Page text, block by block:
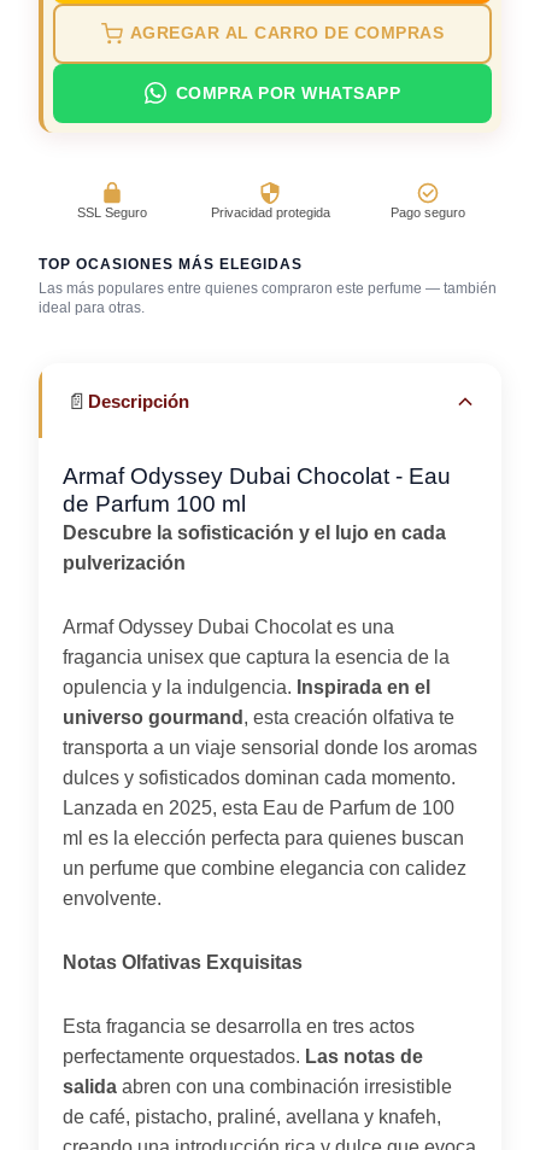
AGREGAR AL CARRO DE COMPRAS
COMPRA POR WHATSAPP
SSL Seguro Privacidad protegida Pago seguro
TOP OCASIONES MÁS ELEGIDAS
Las más populares entre quienes compraron este perfume — también
ideal para otras.
Cena con amigos
📄 Descripción
Armaf Odyssey Dubai Chocolat - Eau
de Parfum 100 ml
Descubre la sofisticación y el lujo en cada
pulverización
Armaf Odyssey Dubai Chocolat es una
fragancia unisex que captura la esencia de la
opulencia y la indulgencia. Inspirada en el
universo gourmand , esta creación olfativa te
transporta a un viaje sensorial donde los aromas
dulces y sofisticados dominan cada momento.
Lanzada en 2025, esta Eau de Parfum de 100
ml es la elección perfecta para quienes buscan
un perfume que combine elegancia con calidez
envolvente.
Notas Olfativas Exquisitas
Esta fragancia se desarrolla en tres actos
perfectamente orquestados. Las notas de
salida abren con una combinación irresistible
de café, pistacho, praliné, avellana y knafeh,